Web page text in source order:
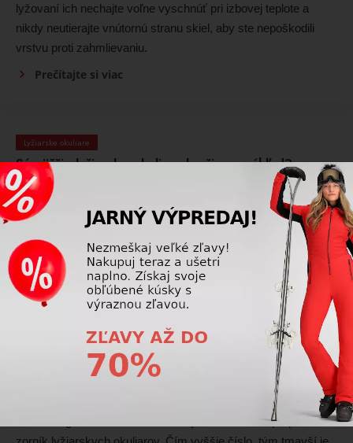
lyžovaní ich nechajte voľne vyschnúť pri izbovej teplote a
nikdy neutierajte vnútornú stranu skiel, aby ste nepoškodili
vrstvu proti zahmlievaniu.
Prečítajte si viac
Lyžiarske okuliare
Sú väčšie lyžiarske okuliare lepšie na výhľad?
Vo väčšine prípadov áno. Väčšie lyžiarske okuliare
ponúkajú širšie zorné pole a lepší periférny výhľad. Zároveň
však musia správne sedieť na tvári a byť kompatibilné s
lyžiarskou prilbou.
Prečítajte si viac
Lyžiarske okuliare
Čo znamená kategória filtra S0–S4 pre lyžiarske
Kategória filtra S0 až S4 určuje, koľko svetla prepustí